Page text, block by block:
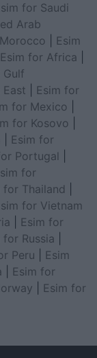
for Saudi
Arab
Esim
Esim for Africa
Gulf
Esim for
for Mexico
for Kosovo
Esim for
Portugal
for
for Thailand
for Vietnam
Esim for
for Russia
Peru
Esim
Esim for
Esim for